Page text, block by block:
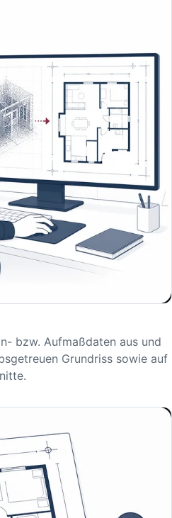
bzw. Aufmaßdaten aus und
Grundriss sowie auf